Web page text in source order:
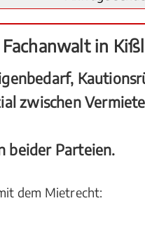
in
zwischen
beider Parteien.
dem Mietrecht: